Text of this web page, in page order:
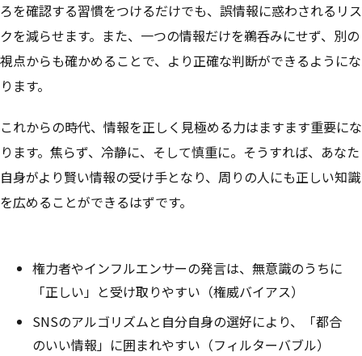
ろを確認する習慣をつけるだけでも、誤情報に惑わされるリス
クを減らせます。また、一つの情報だけを鵜呑みにせず、別の
視点からも確かめることで、より正確な判断ができるようにな
ります。
これからの時代、情報を正しく見極める力はますます重要にな
ります。焦らず、冷静に、そして慎重に。そうすれば、あなた
自身がより賢い情報の受け手となり、周りの人にも正しい知識
を広めることができるはずです。
権力者やインフルエンサーの発言は、無意識のうちに
「正しい」と受け取りやすい（権威バイアス）
SNSのアルゴリズムと自分自身の選好により、「都合
のいい情報」に囲まれやすい（フィルターバブル）